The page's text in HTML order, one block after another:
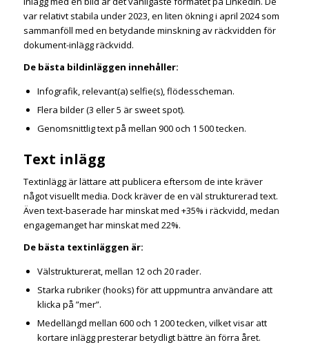
var relativt stabila under 2023, en liten ökning i april 2024 som
sammanföll med en betydande minskning av räckvidden för
dokument-inlägg räckvidd.
De bästa bildinläggen innehåller:
Infografik, relevant(a) selfie(s), flödesscheman.
Flera bilder (3 eller 5 är sweet spot).
Genomsnittlig text på mellan 900 och 1 500 tecken.
Text inlägg
Textinlägg är lättare att publicera eftersom de inte kräver
något visuellt media. Dock kräver de en väl strukturerad text.
Även text-baserade har minskat med +35% i räckvidd, medan
engagemanget har minskat med 22%.
De bästa textinläggen är:
Välstrukturerat, mellan 12 och 20 rader.
Starka rubriker (hooks) för att uppmuntra användare att
klicka på ”mer”.
Medellängd mellan 600 och 1 200 tecken, vilket visar att
kortare inlägg presterar betydligt bättre än förra året.